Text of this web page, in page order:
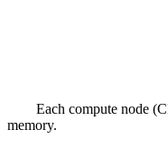
Each compute node
memory.